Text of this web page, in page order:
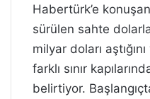
Habertürk’e
sürülen sahte
milyar doları
farklı sınır
belirtiyor.